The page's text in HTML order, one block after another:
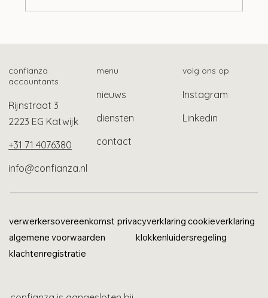
confianza
accountants
Rijnstraat 3
2223 EG Katwijk
+31 71 4076380
info@confianza.nl
menu
nieuws
diensten
contact
volg ons op
Instagram
Linkedin
verwerkersovereenkomst privacyverklaring cookieverklaring
algemene voorwaarden
klokkenluidersregeling
klachtenregistratie